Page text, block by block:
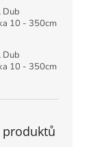
Dub
10 - 350cm
Dub
10 - 350cm